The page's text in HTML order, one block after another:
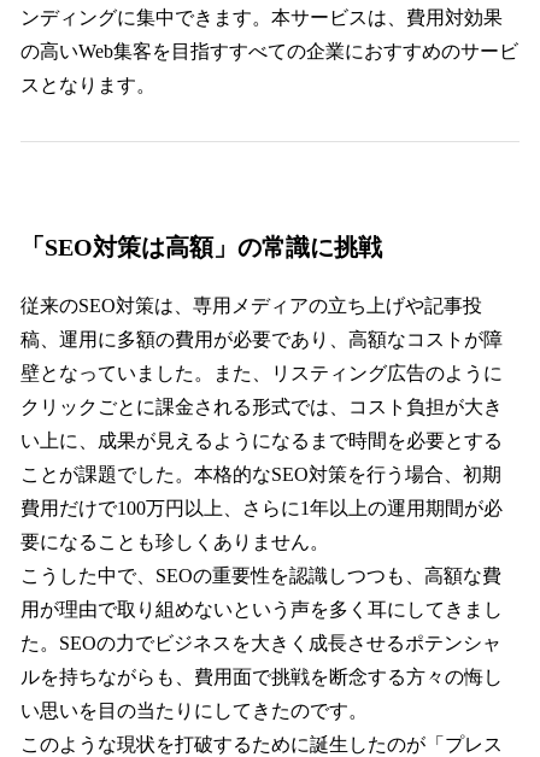
ンディングに集中できます。本サービスは、費用対効果
の高いWeb集客を目指すすべての企業におすすめのサービ
スとなります。
「SEO対策は高額」の常識に挑戦
従来のSEO対策は、専用メディアの立ち上げや記事投
稿、運用に多額の費用が必要であり、高額なコストが障
壁となっていました。また、リスティング広告のように
クリックごとに課金される形式では、コスト負担が大き
い上に、成果が見えるようになるまで時間を必要とする
ことが課題でした。本格的なSEO対策を行う場合、初期
費用だけで100万円以上、さらに1年以上の運用期間が必
要になることも珍しくありません。
こうした中で、SEOの重要性を認識しつつも、高額な費
用が理由で取り組めないという声を多く耳にしてきまし
た。SEOの力でビジネスを大きく成長させるポテンシャ
ルを持ちながらも、費用面で挑戦を断念する方々の悔し
い思いを目の当たりにしてきたのです。
このような現状を打破するために誕生したのが「プレス